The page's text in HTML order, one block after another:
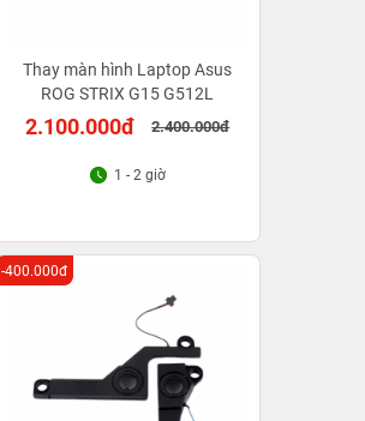
Thay màn hình Laptop Asus
ROG STRIX G15 G512L
2.100.000đ 2.400.000đ
1 - 2 giờ
-400.000đ